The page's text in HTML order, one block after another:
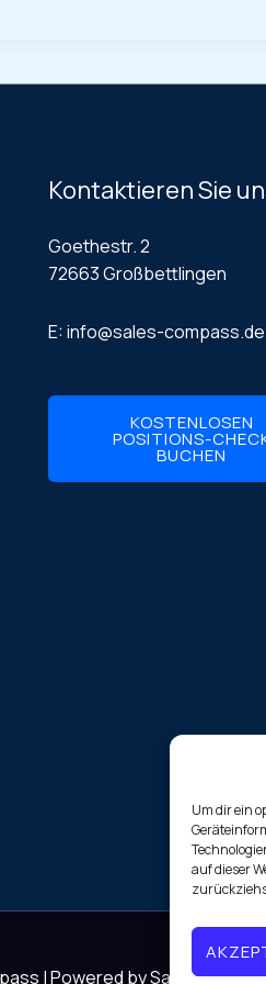
Um dir ein
auf dieser
Kontaktieren Sie
Goethestr. 2
72663 Großbettlingen
E: info@sales-compass.de
KOSTENLOSEN
POSITIONS-
BUCHEN
| Powered by Sales